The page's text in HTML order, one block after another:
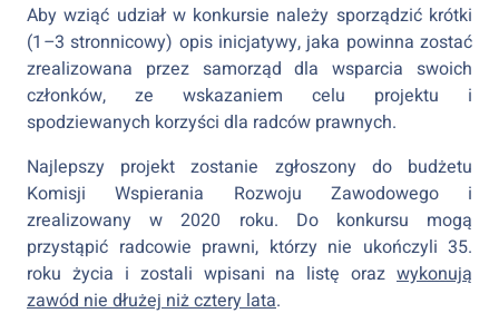
Aby wziąć udział w konkursie należy sporządzić krótki
(1 –3 stronnicowy) opis inicjatywy, jaka powinna zostać
zrealizowana przez samorząd dla wsparcia swoich
członków, ze wskazaniem celu projektu i
spodziewanych korzyści dla radców prawnych.
Najlepszy projekt zostanie zgłoszony do budżetu
Komisji Wspierania Rozwoju Zawodowego i
zrealizowany w 2020 roku. Do konkursu mogą
przystąpić radcowie prawni, którzy nie ukończyli 35.
roku życia i zostali wpisani na listę oraz wykonują
zawód nie dłużej niż cztery lata.